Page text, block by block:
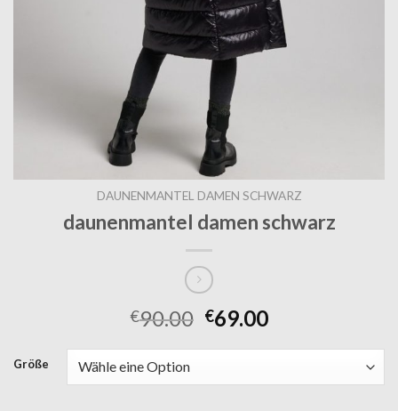
DAUNENMANTEL DAMEN SCHWARZ
daunenmantel damen schwarz
€90.00 €69.00
Größe